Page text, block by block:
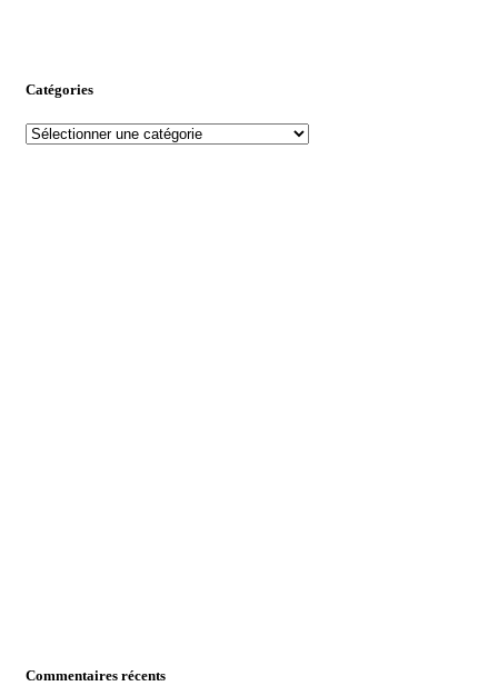
Catégories
Catégories
Commentaires récents